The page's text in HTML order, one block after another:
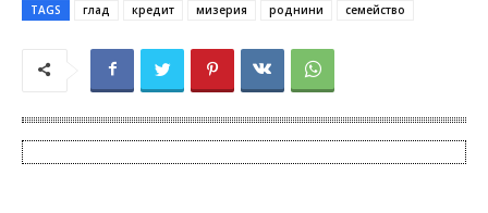
TAGS глад кредит мизерия роднини семейство